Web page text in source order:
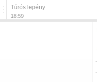
Túrós lepény
18:59